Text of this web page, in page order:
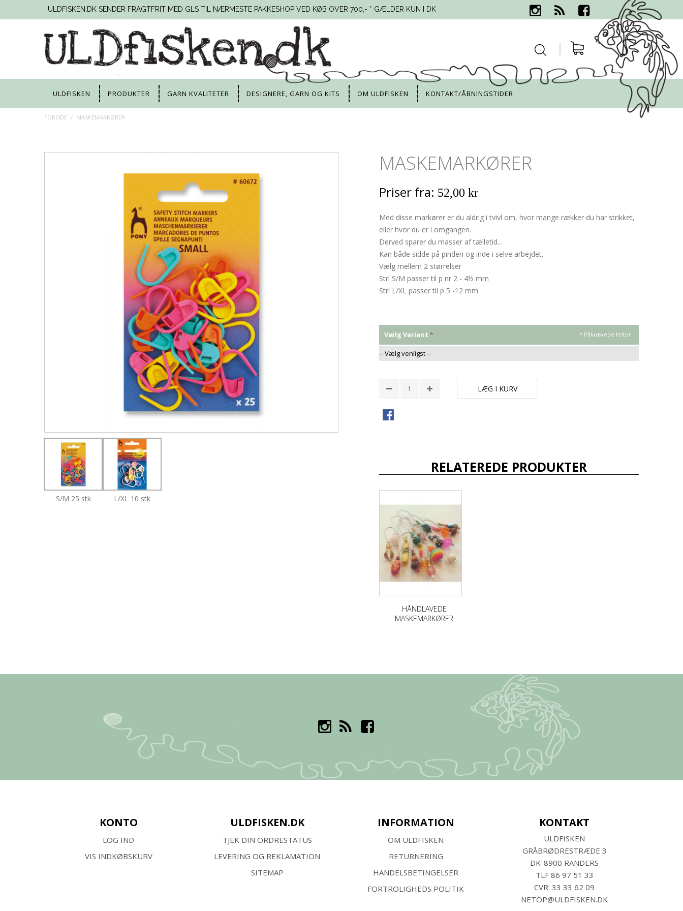
ULDFISKEN.DK SENDER FRAGTFRIT MED GLS TIL NÆRMESTE PAKKESHOP VED KØB OVER 700,- * GÆLDER KUN I DK
ULDFISKEN PRODUKTER GARN KVALITETER DESIGNERE, GARN OG KITS OM ULDFISKEN KONTAKT/ÅBNINGSTIDER
FORSIDE / MASKEMARKØRER
S/M 25 stk L/XL 10 stk
MASKEMARKØRER
Priser fra: 52,00 kr
Med disse markører er du aldrig i tvivl om, hvor mange rækker du har strikket,
eller hvor du er i omgangen.
Derved sparer du masser af tælletid...
Kan både sidde på pinden og inde i selve arbejdet.
Vælg mellem 2 størrelser
Strl S/M passer til p nr 2 - 4½ mm
Strl L/XL passer til p 5 -12 mm
Vælg Variant * Påkrævede felter
LÆG I KURV
RELATEREDE PRODUKTER
HÅNDLAVEDE
MASKEMARKØRER
KONTO
LOG IND
VIS INDKØBSKURV
ULDFISKEN.DK
TJEK DIN ORDRESTATUS
LEVERING OG REKLAMATION
SITEMAP
INFORMATION
OM ULDFISKEN
RETURNERING
HANDELSBETINGELSER
FORTROLIGHEDS POLITIK
KONTAKT
ULDFISKEN
GRÅBRØDRESTRÆDE 3
DK-8900 RANDERS
TLF 86 97 51 33
CVR: 33 33 62 09
NETOP@ULDFISKEN.DK